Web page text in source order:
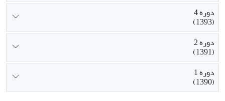
دوره 4
(1393)
دوره 2
(1391)
دوره 1
(1390)